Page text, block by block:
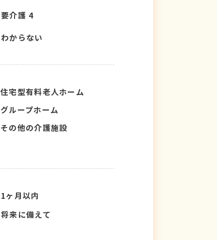
要介護 4
わからない
住宅型有料老人ホーム
グループホーム
その他の介護施設
1ヶ月以内
将来に備えて